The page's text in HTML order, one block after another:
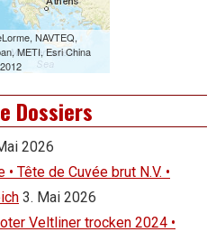
Dossiers
2026
Tête de Cuvée brut N.V. •
3. Mai 2026
Veltliner trocken 2024 •